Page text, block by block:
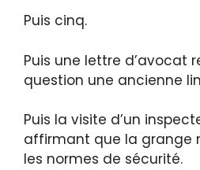
Puis cinq.
Puis une lettre d’avocat
question une ancienne
Puis la visite d’un
affirmant que la grange
les normes de sécurité.